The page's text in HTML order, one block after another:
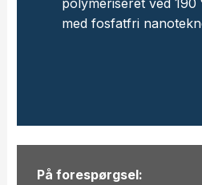
polymeriseret ved 190
med fosfatfri
På forespørgsel: